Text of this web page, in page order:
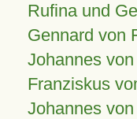
Rufina und
Gennard von
Johannes
Franziskus
Johannes